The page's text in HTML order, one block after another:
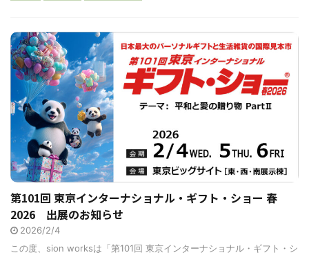
第101回 東京インターナショナル・ギフト・ショー 春
2026 出展のお知らせ
2026/2/4
この度、sion worksは「第101回 東京インターナショナル・ギフト・シ